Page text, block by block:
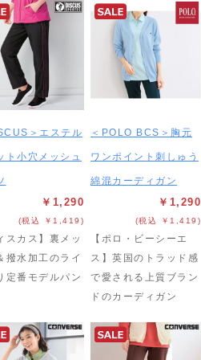
＞エステル
ト小穴メッシュ
￥1,290
(税込 ￥1,419)
スカス】裏メッ
撥水加工のライ
定番モデルパン
＜POLO BCS＞胸元
ワンポイント刺しゅう
綿混カーディガン
￥1,290
(税込 ￥1,419)
【ポロ・ビーシーエ
ス】英国のトラッド感
で愛される上質ブラン
ドのカーディガン